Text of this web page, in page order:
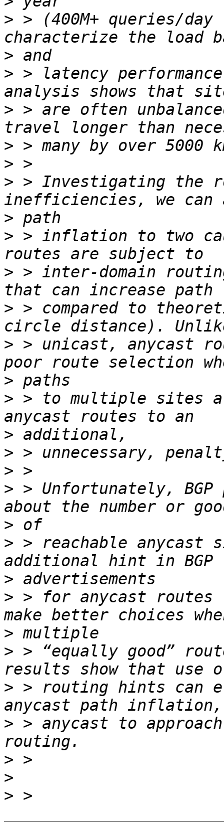
> > (400M+ queries/
>
> > latency
> > are often
>
>
> > Investigating the
>
> > inflation to two
> > inter-domain
> > compared to
> > unicast, anycast
>
> > to multiple sites
>
>
>
> > Unfortunately,
>
> > reachable anycast
>
> > for anycast routes
>
> > “equally good”
> > routing hints can
> > anycast to
>
>
> >